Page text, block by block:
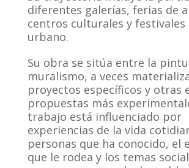
diferentes galerías, ferias de
centros culturales y festivales
urbano.
Su obra se sitúa entre la
muralismo, a veces
proyectos específicos y otras
propuestas más
trabajo está influenciado por
experiencias de la vida
personas que ha conocido, el
que le rodea y los temas